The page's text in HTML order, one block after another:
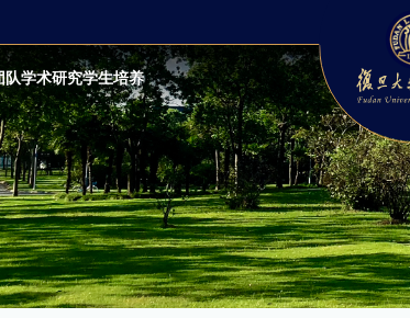
队学术研究学生培养